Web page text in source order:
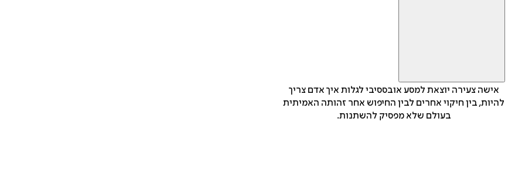
אישה צעירה יוצאת למסע אובססיבי לגלות איך אדם צריך
להיות, בין חיקוי אחרים לבין החיפוש אחר זהותה האמיתית
בעולם שלא מפסיק להשתנות.